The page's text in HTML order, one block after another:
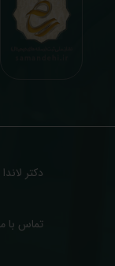
پیشرفته (دیر و زود
آنلاین به نتایج هیچ
با درخواست و ارسال خود
دکتر لاندا
تماس با